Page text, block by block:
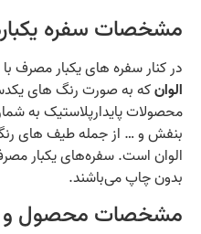
مشخصات سفره
در کنار سفره های یکبار مصرف
الوانکه به صورت رنگ های یکدست
محصولات پایدارپلاستیک به
بنفش و … از جمله طیف های
الوان است. سفره‌های یکبار
بدون چاپ می‌باشند.
مشخصات محصول و